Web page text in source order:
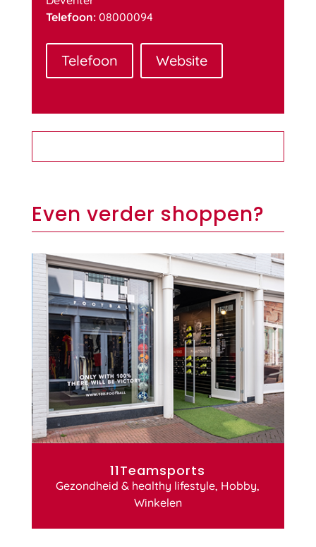
Telefoon:08000094
Telefoon Website
Even verder shoppen?
11Teamsports
Gezondheid & healthy lifestyle, Hobby,
Winkelen